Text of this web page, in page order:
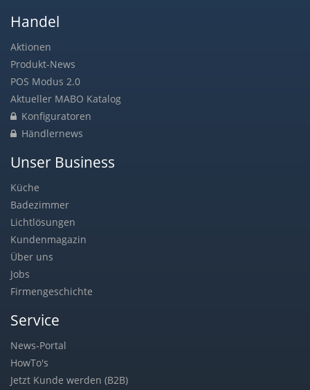
Handel
Aktionen
Produkt-News
POS Modus 2.0
Aktueller MABO Katalog
Konfiguratoren
Händlernews
Unser Business
Küche
Badezimmer
Lichtlösungen
Kundenmagazin
Über uns
Jobs
Firmengeschichte
Service
News-Portal
HowTo's
Jetzt Kunde werden (B2B)